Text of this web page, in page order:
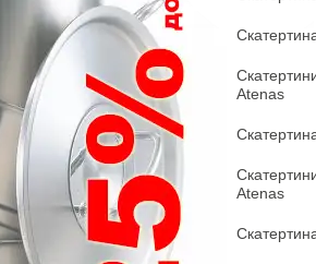
Atenas
Atenas